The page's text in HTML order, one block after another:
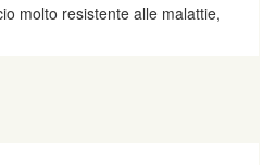
molto resistente alle malattie,